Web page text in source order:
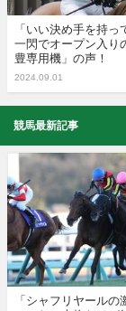
「いい決め手を持っ
一閃でオープン入り
豊専用機」の声！
2024.09.01
競馬最新記事
「シャフリヤールの